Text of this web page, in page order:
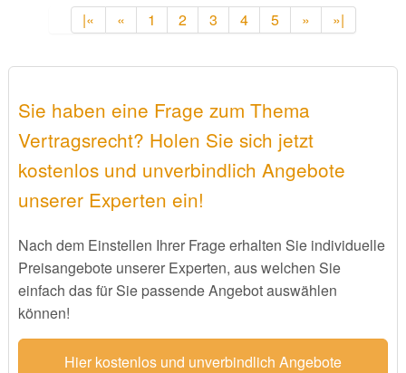
|« « 1 2 3 4 5 » »|
Sie haben eine Frage zum Thema
Vertragsrecht? Holen Sie sich jetzt
kostenlos und unverbindlich Angebote
unserer Experten ein!
Nach dem Einstellen Ihrer Frage erhalten Sie individuelle
Preisangebote unserer Experten, aus welchen Sie
einfach das für Sie passende Angebot auswählen
können!
Hier kostenlos und unverbindlich Angebote